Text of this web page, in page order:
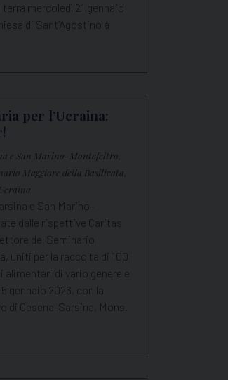
mercoledì 21 gennaio
di Sant’Agostino a
per l’Ucraina:
e San Marino-Montefeltro,
Maggiore della Basilicata,
e San Marino-
dalle rispettive Caritas
del Seminario
uniti per la raccolta di 100
alimentari di vario genere e
gennaio 2026, con la
di Cesena-Sarsina, Mons.